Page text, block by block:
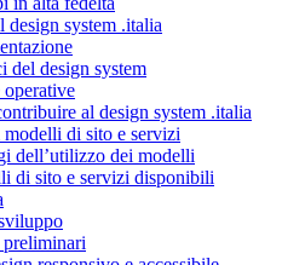
design system .italia
del design system
operative
al design system .italia
di sito e servizi
dell’utilizzo dei modelli
di sito e servizi disponibili